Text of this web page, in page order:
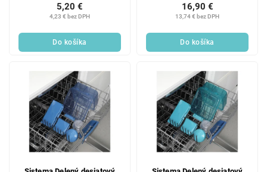
4,23 € bez DPH
5,20 €
Do košíka
13,74 € bez DPH
16,90 €
Do košíka